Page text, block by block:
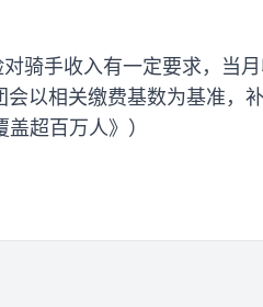
骑手收入有一定要求，当
以相关缴费基数为基准，
超百万人》）